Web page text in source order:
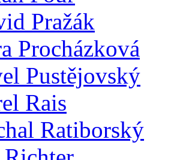
Pražák
Procházková
Pustějovský
Rais
Ratiborský